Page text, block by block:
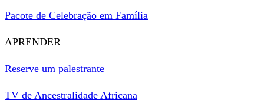
Pacote de Celebração em Família
APRENDER
Reserve um palestrante
TV de Ancestralidade Africana